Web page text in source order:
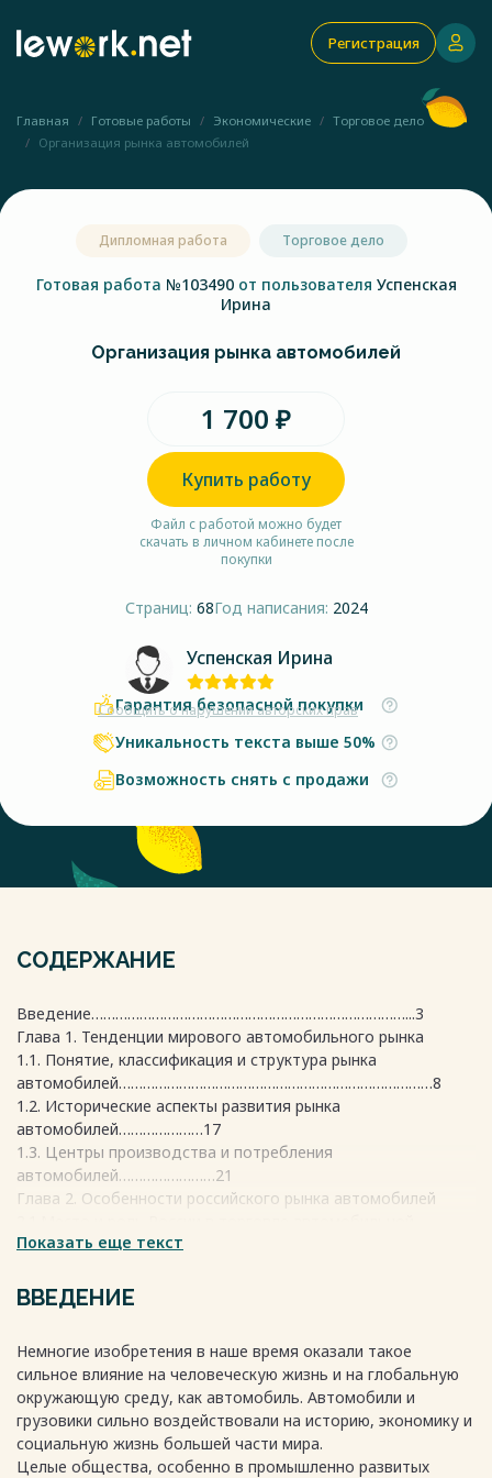
Регистрация
Главная Готовые работы Экономические
Торговое дело
Организация рынка автомобилей
Дипломная работа Торговое дело
Готовая работа №103490 от пользователя Успенская
Ирина
Организация рынка автомобилей
1 700 ₽
Купить работу
Файл с работой можно будет
скачать в личном кабинете после
покупки
Страниц: 68Год написания: 2024
Успенская Ирина
Сообщить о нарушении авторских прав
Гарантия безопасной покупки
Уникальность текста выше 50%
Возможность снять с продажи
СОДЕРЖАНИЕ
Введение……………………………………………………………………...3
Глава 1. Тенденции мирового автомобильного рынка
1.1. Понятие, классификация и структура рынка
автомобилей……………………………………………………………………8
1.2. Исторические аспекты развития рынка
автомобилей…………………17
1.3. Центры производства и потребления
автомобилей……………………21
Глава 2. Особенности российского рынка автомобилей
продукцией………33
грузовых
автомобилей…………………………………………………………………37
автомобилями……46
Глава 3 Проблемы, перспективы и тенденции развития
автомобильного рынка
3.1. Проблемы и перспективы развития современного
мирового автомобильного рынка……50
Показать еще текст
ВВЕДЕНИЕ
Немногие изобретения в наше время оказали такое
сильное влияние на человеческую жизнь и на глобальную
окружающую среду, как автомобиль. Автомобили и
грузовики сильно воздействовали на историю, экономику и
социальную жизнь большей части мира.
Целые общества, особенно в промышленно развитых